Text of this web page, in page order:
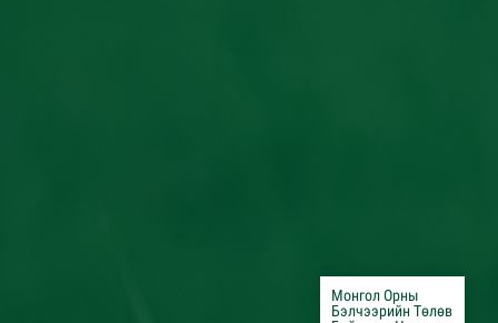
Монгол Орны
Бэлчээрийн Төлөв